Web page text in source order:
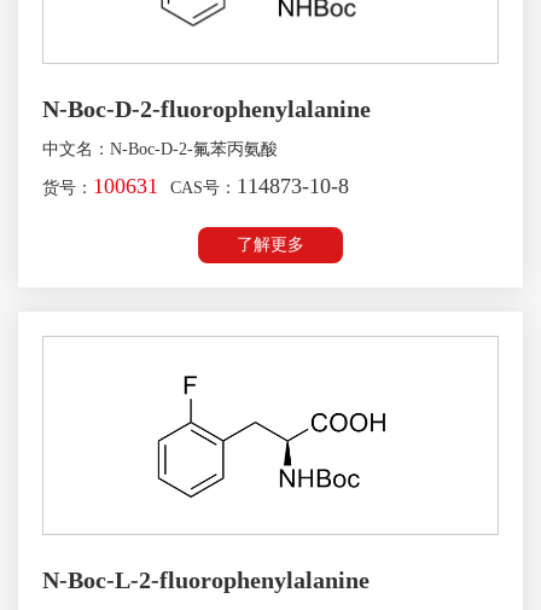
N-Boc-D-2-fluorophenylalanine
中文名：N-Boc-D-2-氟苯丙氨酸
货号： 100631 CAS号： 114873-10-8
了解更多
N-Boc-L-2-fluorophenylalanine